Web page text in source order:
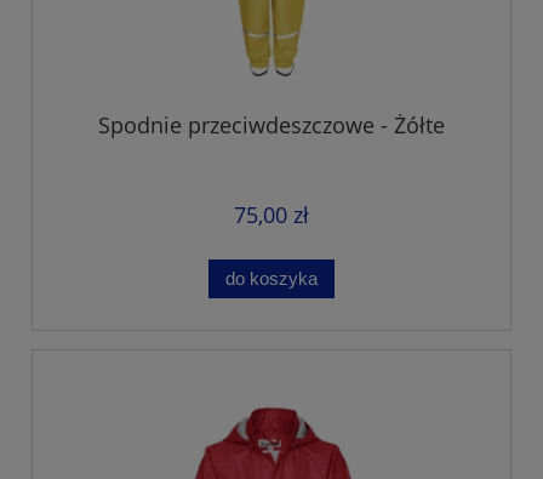
Spodnie przeciwdeszczowe - Żółte
75,00 zł
do koszyka